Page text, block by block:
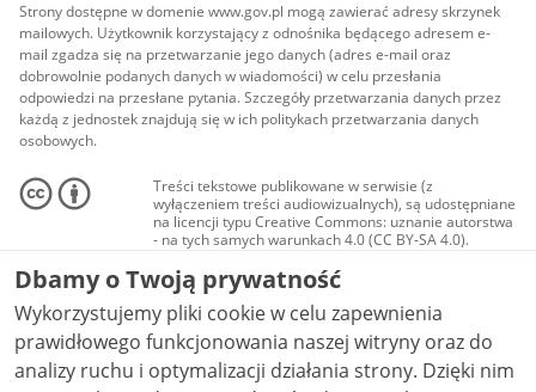
Strony dostępne w domenie www.gov.pl mogą zawierać adresy skrzynek
mailowych. Użytkownik korzystający z odnośnika będącego adresem e-
mail zgadza się na przetwarzanie jego danych (adres e-mail oraz
dobrowolnie podanych danych w wiadomości) w celu przesłania
odpowiedzi na przesłane pytania. Szczegóły przetwarzania danych przez
każdą z jednostek znajdują się w ich politykach przetwarzania danych
osobowych.
Treści tekstowe publikowane w serwisie (z
wyłączeniem treści audiowizualnych), są udostępniane
na licencji typu Creative Commons: uznanie autorstwa
- na tych samych warunkach 4.0 (CC BY-SA 4.0).
Materiały audiowizualne, w tym zdjęcia, materiały
audio i wideo, są udostępniane na licencji typu
Creative Commons: uznanie autorstwa użycie
niekomercyjne - bez utworów zależnych 4.0 (CC BY-
NC-ND 4.0), o ile nie jest to stwierdzone inaczej.
Dbamy o Twoją prywatność
Wykorzystujemy pliki cookie w celu zapewnienia
prawidłowego funkcjonowania naszej witryny oraz do
analizy ruchu i optymalizacji działania strony. Dzięki nim